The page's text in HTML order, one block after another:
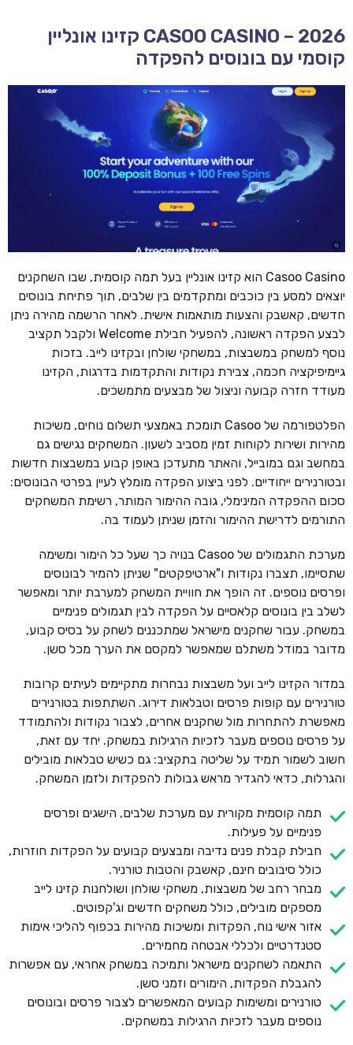
CASOO CASINO – 2026 קזינו אונליין
קוסמי עם בונוסים להפקדה
Casoo Casino הוא קזינו אונליין בעל תמה קוסמית, שבו השחקנים
יוצאים למסע בין כוכבים ומתקדמים בין שלבים, תוך פתיחת בונוסים
חדשים, קאשבק והצעות מותאמות אישית. לאחר הרשמה מהירה ניתן
לבצע הפקדה ראשונה, להפעיל חבילת Welcome ולקבל תקציב
נוסף למשחק במשבצות, במשחקי שולחן ובקזינו לייב. בזכות
גיימיפיקציה חכמה, צבירת נקודות והתקדמות בדרגות, הקזינו
מעודד חזרה קבועה וניצול של מבצעים מתמשכים.
הפלטפורמה של Casoo תומכת באמצעי תשלום נוחים, משיכות
מהירות ושירות לקוחות זמין מסביב לשעון. המשחקים נגישים גם
במחשב וגם במובייל, והאתר מתעדכן באופן קבוע במשבצות חדשות
ובטורנירים ייחודיים. לפני ביצוע הפקדה מומלץ לעיין בפרטי הבונוסים:
סכום ההפקדה המינימלי, גובה ההימור המותר, רשימת המשחקים
התורמים לדרישת ההימור והזמן שניתן לעמוד בה.
מערכת התגמולים של Casoo בנויה כך שעל כל הימור ומשימה
שתסיימו, תצברו נקודות ו"ארטיפקטים" שניתן להמיר לבונוסים
ופרסים נוספים. זה הופך את חוויית המשחק למערבת יותר ומאפשר
לשלב בין בונוסים קלאסיים על הפקדה לבין תגמולים פנימיים
במשחק. עבור שחקנים מישראל שמתכננים לשחק על בסיס קבוע,
מדובר במודל משתלם שמאפשר למקסם את הערך מכל סשן.
במדור הקזינו לייב ועל משבצות נבחרות מתקיימים לעיתים קרובות
טורנירים עם קופות פרסים וטבלאות דירוג. השתתפות בטורנירים
מאפשרת להתחרות מול שחקנים אחרים, לצבור נקודות ולהתמודד
על פרסים נוספים מעבר לזכיות הרגילות במשחק. יחד עם זאת,
חשוב לשמור תמיד על שליטה בתקציב: גם כשיש טבלאות מובילים
והגרלות, כדאי להגדיר מראש גבולות להפקדות ולזמן המשחק.
תמה קוסמית מקורית עם מערכת שלבים, הישגים ופרסים
פנימיים על פעילות.
חבילת קבלת פנים נדיבה ומבצעים קבועים על הפקדות חוזרות,
כולל סיבובים חינם, קאשבק והטבות טורניר.
מבחר רחב של משבצות, משחקי שולחן ושולחנות קזינו לייב
מספקים מובילים, כולל משחקים חדשים וג'קפוטים.
אזור אישי נוח, הפקדות ומשיכות מהירות בכפוף להליכי אימות
סטנדרטיים ולכללי אבטחה מחמירים.
התאמה לשחקנים מישראל ותמיכה במשחק אחראי, עם אפשרות
להגבלת הפקדות, הימורים וזמני סשן.
טורנירים ומשימות קבועים המאפשרים לצבור פרסים ובונוסים
נוספים מעבר לזכיות הרגילות במשחקים.